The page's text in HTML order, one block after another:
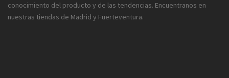
conocimiento del producto y de las tendencias. Encuentranos en
nuestras tiendas de Madrid y Fuerteventura.